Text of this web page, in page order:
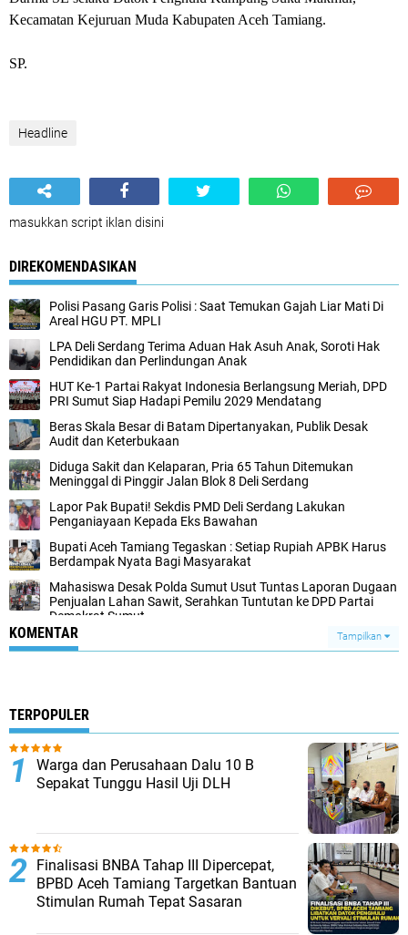
Kecamatan Kejuruan Muda Kabupaten Aceh Tamiang.
SP.
Headline
masukkan script iklan disini
DIREKOMENDASIKAN
Polisi Pasang Garis Polisi : Saat Temukan Gajah Liar Mati Di
Areal HGU PT. MPLI
LPA Deli Serdang Terima Aduan Hak Asuh Anak, Soroti Hak
Pendidikan dan Perlindungan Anak
HUT Ke-1 Partai Rakyat Indonesia Berlangsung Meriah, DPD
PRI Sumut Siap Hadapi Pemilu 2029 Mendatang
Beras Skala Besar di Batam Dipertanyakan, Publik Desak
Audit dan Keterbukaan
Diduga Sakit dan Kelaparan, Pria 65 Tahun Ditemukan
Meninggal di Pinggir Jalan Blok 8 Deli Serdang
Lapor Pak Bupati! Sekdis PMD Deli Serdang Lakukan
Penganiayaan Kepada Eks Bawahan ‎
Bupati Aceh Tamiang Tegaskan : Setiap Rupiah APBK Harus
Berdampak Nyata Bagi Masyarakat
Mahasiswa Desak Polda Sumut Usut Tuntas Laporan Dugaan
Penjualan Lahan Sawit, Serahkan Tuntutan ke DPD Partai
Demokrat Sumut
KOMENTAR Tampilkan
TERPOPULER
Warga dan Perusahaan Dalu 10 B
Sepakat Tunggu Hasil Uji DLH
Finalisasi BNBA Tahap III Dipercepat,
BPBD Aceh Tamiang Targetkan Bantuan
Stimulan Rumah Tepat Sasaran